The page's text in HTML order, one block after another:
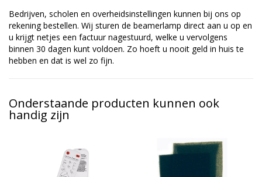
Bedrijven, scholen en overheidsinstellingen kunnen bij ons op
rekening bestellen. Wij sturen de beamerlamp direct aan u op en
u krijgt netjes een factuur nagestuurd, welke u vervolgens
binnen 30 dagen kunt voldoen. Zo hoeft u nooit geld in huis te
hebben en dat is wel zo fijn.
Onderstaande producten kunnen ook
handig zijn